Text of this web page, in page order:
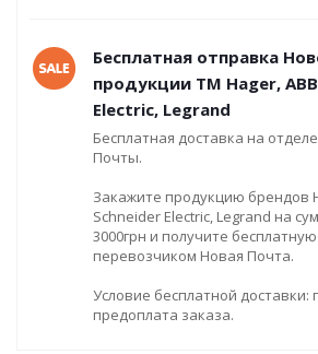
Бесплатная отправка
продукции ТМ Hager,
Electric, Legrand
Бесплатная доставка на
Почты.
Закажите продукцию брендов
Schneider Electric, Legrand на
3000грн и получите
перевозчиком Новая Почта.
Условие бесплатной доставки:
предоплата заказа.